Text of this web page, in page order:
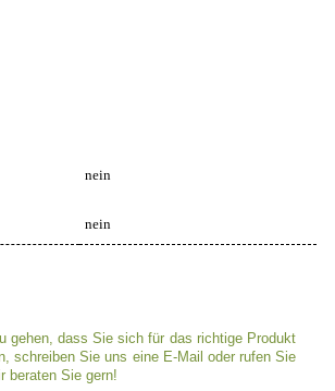
nein
nein
gehen, dass Sie sich für das richtige Produkt
schreiben Sie uns eine E-Mail oder rufen Sie
beraten Sie gern!